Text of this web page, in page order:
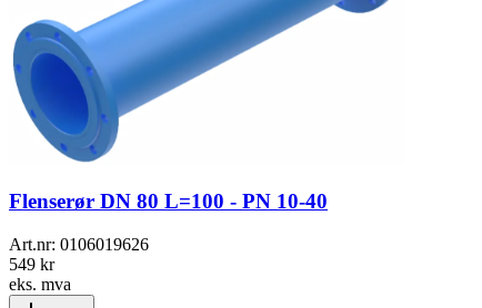
Flenserør DN 80 L=100 - PN 10-40
Art.nr: 0106019626
549 kr
eks. mva